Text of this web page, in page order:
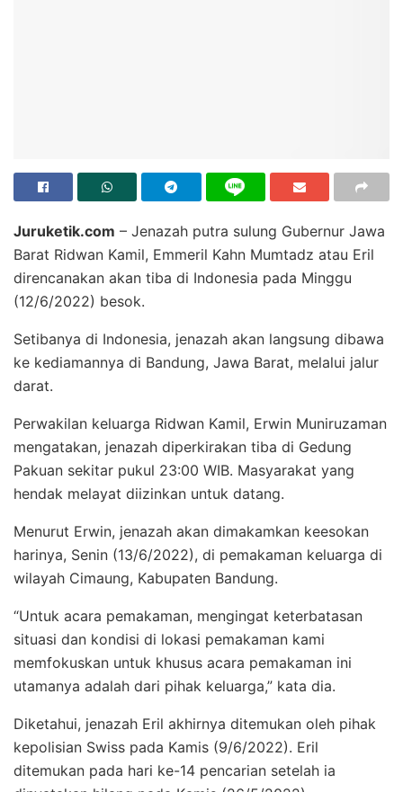
Juruketik.com – Jenazah putra sulung Gubernur Jawa
Barat Ridwan Kamil, Emmeril Kahn Mumtadz atau Eril
direncanakan akan tiba di Indonesia pada Minggu
(12/6/2022) besok.
Setibanya di Indonesia, jenazah akan langsung dibawa
ke kediamannya di Bandung, Jawa Barat, melalui jalur
darat.
Perwakilan keluarga Ridwan Kamil, Erwin Muniruzaman
mengatakan, jenazah diperkirakan tiba di Gedung
Pakuan sekitar pukul 23:00 WIB. Masyarakat yang
hendak melayat diizinkan untuk datang.
Menurut Erwin, jenazah akan dimakamkan keesokan
harinya, Senin (13/6/2022), di pemakaman keluarga di
wilayah Cimaung, Kabupaten Bandung.
“Untuk acara pemakaman, mengingat keterbatasan
situasi dan kondisi di lokasi pemakaman kami
memfokuskan untuk khusus acara pemakaman ini
utamanya adalah dari pihak keluarga,” kata dia.
Diketahui, jenazah Eril akhirnya ditemukan oleh pihak
kepolisian Swiss pada Kamis (9/6/2022). Eril
ditemukan pada hari ke-14 pencarian setelah ia